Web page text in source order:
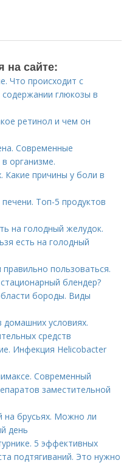
на сайте:
Что происходит с
глюкозы в
ретинол и чем он
Современные
организме.
Какие причины у боли в
Топ-5 продуктов
на голодный желудок.
есть на голодный
пользоваться.
блендер?
бороды. Виды
домашних условиях.
средств
Инфекция Helicobacter
Современный
заместительной
на брусьях. Можно ли
день
5 эффективных
подтягиваний. Это нужно